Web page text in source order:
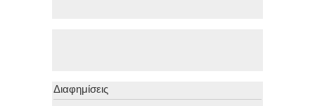
Διαφημίσεις